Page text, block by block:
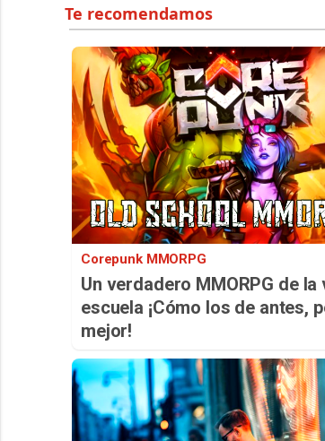
Corepunk MMORPG
Un verdadero MMORPG de la
escuela ¡Cómo los de antes,
mejor!